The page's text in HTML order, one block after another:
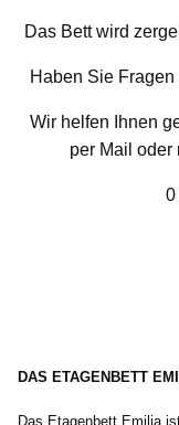
Das Bett wird
Haben Sie
Wir helfen Ihnen
per Mail oder
0
DAS ETAGENBETT
Das Etagenbett Emilia